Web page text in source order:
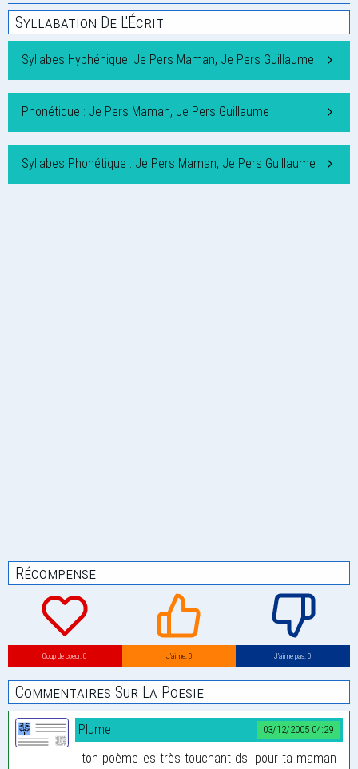
Syllabation De L'Écrit
Syllabes Hyphénique: Je Pers Maman, Je Pers Guillaume
Phonétique : Je Pers Maman, Je Pers Guillaume
Syllabes Phonétique : Je Pers Maman, Je Pers Guillaume
Récompense
Coup de coeur: 0 J’aime: 0 J’aime pas: 0
Commentaires Sur La Poesie
03/12/2005 04:29
Plume
ton poème es très touchant dsl pour ta maman